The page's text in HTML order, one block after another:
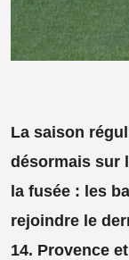
La saison
désormais sur
la fusée : les
rejoindre le
14. Provence